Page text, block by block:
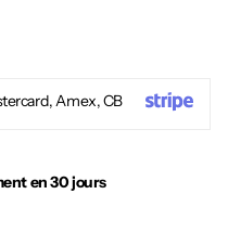
Amex, CB
en 30 jours